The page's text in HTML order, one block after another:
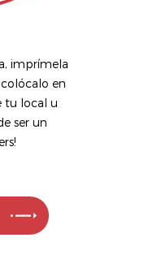
imprímela
en
tu local u
ser un